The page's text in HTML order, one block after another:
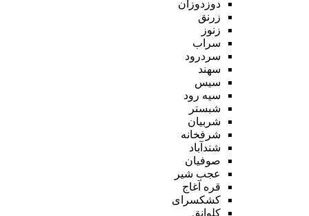
دوزدوزان
زرنق
زنوز
سراب
سردرود
سهند
سیس
سیه رود
شبستر
شربیان
شرفخانه
شندآباد
صوفیان
عجب شیر
قره آغاج
کشکسرای
کلوانق